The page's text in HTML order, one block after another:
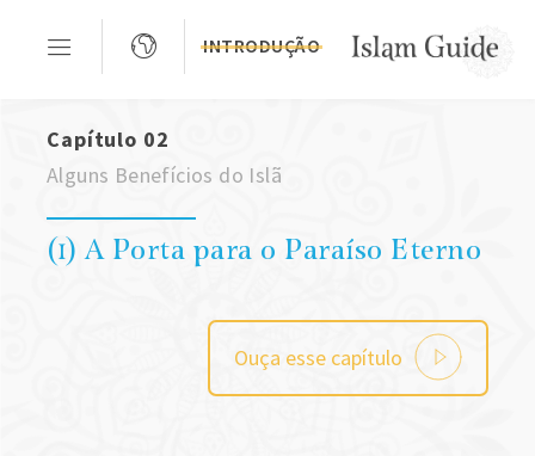
INTRODUÇÃO
Capítulo 02
Alguns Benefícios do Islã
(1) A Porta para o Paraíso Eterno
Ouça esse capítulo